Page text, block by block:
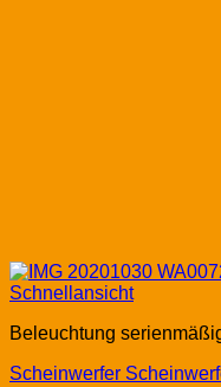
Schnellansicht
Beleuchtung
Scheinwerfer